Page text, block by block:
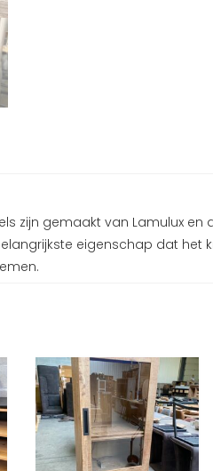
zijn gemaakt van Lamulux en
eigenschap dat het